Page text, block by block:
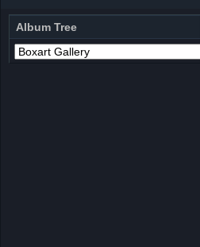
Album Tree